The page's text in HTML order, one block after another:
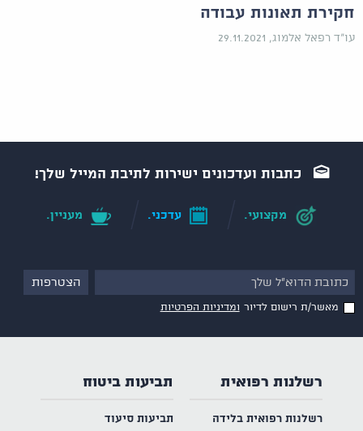
חקירת תאונות עבודה
עו"ד רפאל אלמוג, 29.11.2021
כתבות ועדכונים ישירות לתיבת המייל שלך!
מקצועי. עדכני. מעניין.
מאשר/ת רישום לדיור ומדיניות הפרטיות
רשלנות רפואית
רשלנות רפואית בלידה
תביעות ביטוח
תביעות סיעוד